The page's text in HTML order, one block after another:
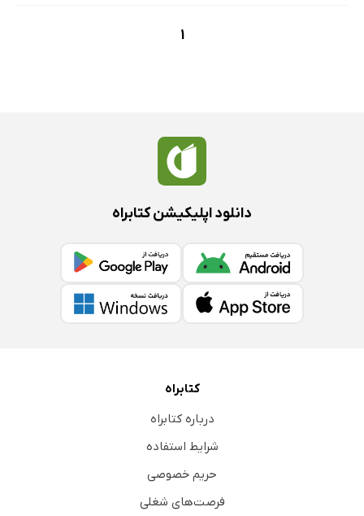
1
دانلود اپلیکیشن کتابراه
کتابراه
درباره کتابراه
شرایط استفاده
حریم خصوصی
فرصت‌های شغلی